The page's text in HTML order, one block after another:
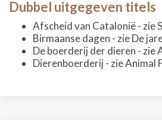
Dubbel uitgegeven titels
Afscheid van Catalonië - zie
Birmaanse dagen - zie De
De boerderij der dieren - zie
Dierenboerderij - zie Animal